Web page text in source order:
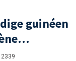
guinéen
2339